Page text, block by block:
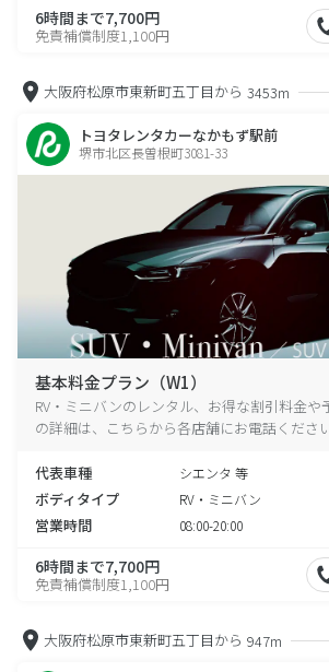
6時間まで7,700円
免責補償制度1,100円
大阪府松原市東新町五丁目から 3453m
トヨタレンタカーなかもず駅前
堺市北区長曽根町3081-33
基本料金プラン（W1）
RV・ミニバンのレンタル、お得な割引料金や
の詳細は、こちらから各店舗にお電話ください
代表車種 シエンタ 等
ボディタイプ RV・ミニバン
営業時間 08:00-20:00
6時間まで7,700円
免責補償制度1,100円
大阪府松原市東新町五丁目から 947m